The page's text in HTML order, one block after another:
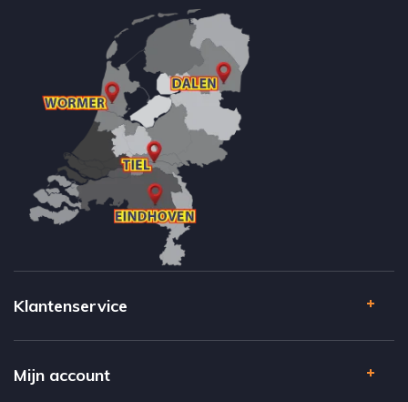
Klantenservice
Mijn account